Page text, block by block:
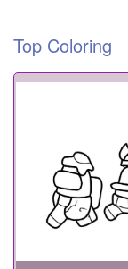
Top Coloring